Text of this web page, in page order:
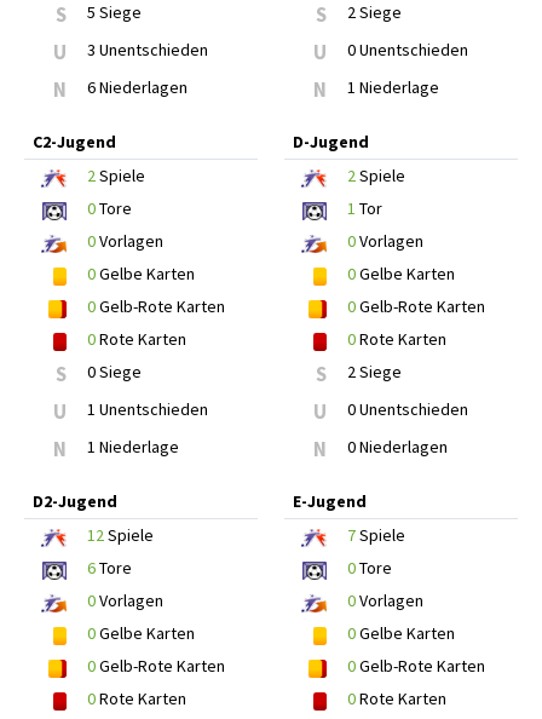
S 5 Siege
U 3 Unentschieden
N 6 Niederlagen
S 2 Siege
U 0 Unentschieden
N 1 Niederlage
C2-Jugend
2Spiele
0Tore
0Vorlagen
0Gelbe Karten
0Gelb-Rote Karten
0Rote Karten
S 0 Siege
U 1 Unentschieden
N 1 Niederlage
D-Jugend
2Spiele
1 Tor
0Vorlagen
0Gelbe Karten
0Gelb-Rote Karten
0Rote Karten
S 2 Siege
U 0 Unentschieden
N 0 Niederlagen
D2-Jugend
12Spiele
6Tore
0Vorlagen
0Gelbe Karten
0Gelb-Rote Karten
0Rote Karten
E-Jugend
7Spiele
0Tore
0Vorlagen
0Gelbe Karten
0Gelb-Rote Karten
0Rote Karten